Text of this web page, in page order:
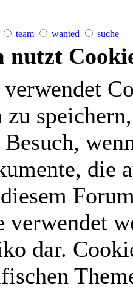
team wanted suche
nutzt
die
verwendet
dar.